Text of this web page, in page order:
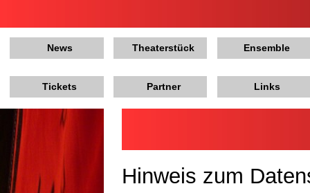
News Theaterstück Ensemble
Tickets Partner Links
Hinweis zum